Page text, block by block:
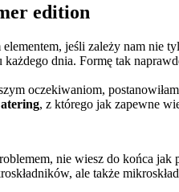
edition
jeśli zależy nam nie
każdego dnia. Formę tak
oczekiwaniom,
, z którego jak zapewne
nie wiesz do końca
ale także